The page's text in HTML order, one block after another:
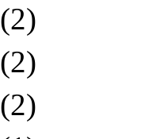
(2)
(2)
(2)